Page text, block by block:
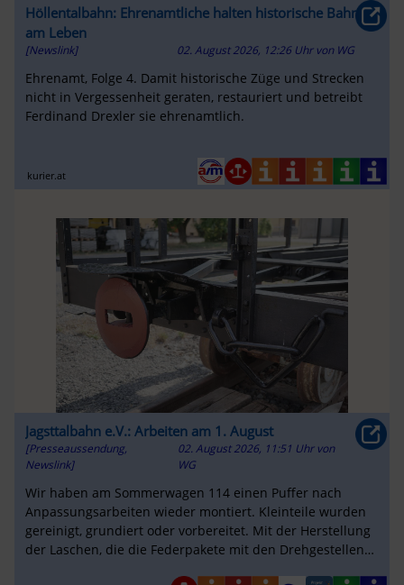
Höllentalbahn: Ehrenamtliche halten historische Bahn
am Leben
[Newslink] 02. August 2026, 12:26 Uhr von WG
Ehrenamt, Folge 4. Damit historische Züge und Strecken
nicht in Vergessenheit geraten, restauriert und betreibt
Ferdinand Drexler sie ehrenamtlich.
kurier.at
Jagsttalbahn e.V.: Arbeiten am 1. August
[Presseaussendung,
Newslink]
02. August 2026, 11:51 Uhr von
WG
Wir haben am Sommerwagen 114 einen Puffer nach
Anpassungsarbeiten wieder montiert. Kleinteile wurden
gereinigt, grundiert oder vorbereitet. Mit der Herstellung
der Laschen, die die Federpakete mit den Drehgestellen